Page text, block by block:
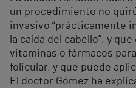
un procedimiento no
invasivo “prácticamente
la caída del cabello”, y
vitaminas o fármacos
folicular, y que puede
El doctor Gómez ha